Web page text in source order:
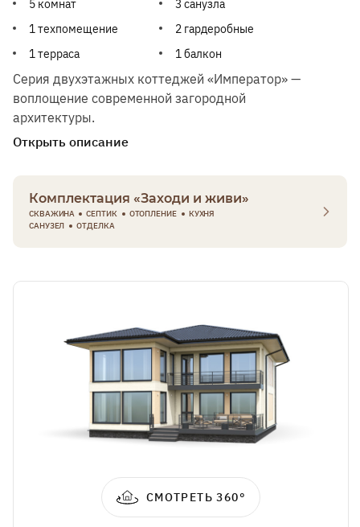
СМОТРЕТЬ 360°
Серия двухэтажных коттеджей «Император» —
воплощение современной загородной
архитектуры.
Открыть описание
5 комнат
3 санузла
1 техпомещение
2 гардеробные
1 терраса
1 балкон
Комплектация «Заходи и живи»
СКВАЖИНА СЕПТИК ОТОПЛЕНИЕ
КУХНЯ
САНУЗЕЛ
ОТДЕЛКА